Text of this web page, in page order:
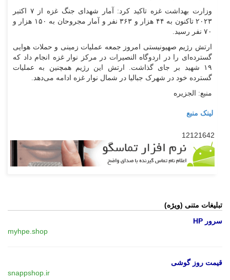
وزارت بهداشت غزه تاکید کرد: آمار شهدای جنگ غزه از ۷ اکتبر
۲۰۲۳ تاکنون به ۴۴ هزار و ۳۶۳ نفر و آمار مجروحان به ۱۵۰ هزار و
۷۰ نفر رسید.
ارتش رژیم صهیونیستی امروز جمعه عملیات زمینی و حملات هوایی
گسترده‌ای را در اردوگاه النصیرات در مرکز نوار غزه انجام داد که
۱۹ شهید بر جای گذاشت. ارتش این رژیم همچنین به عملیات
گسترده خود در شهرک جبالیا در شمال نوار غزه ادامه می‌دهد.
منبع: الجزیره
لینک منبع
12121642
تبلیغات متنی (ویژه)
سرور HP
myhpe.shop
قیمت روز گوشی
snappshop.ir